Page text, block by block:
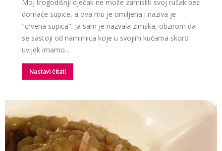
Moj trogodišnji dječak ne može zamisliti svoj ručak bez
domaće supice, a ova mu je omiljena i naziva je
"crvena supica". Ja sam je nazvala zimska, obzirom da
se sastoji od namirnica koje u svojim kućama skoro
uvijek imamo...
Nastavi čitati